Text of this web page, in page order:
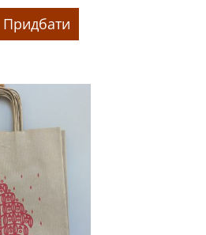
Придбати